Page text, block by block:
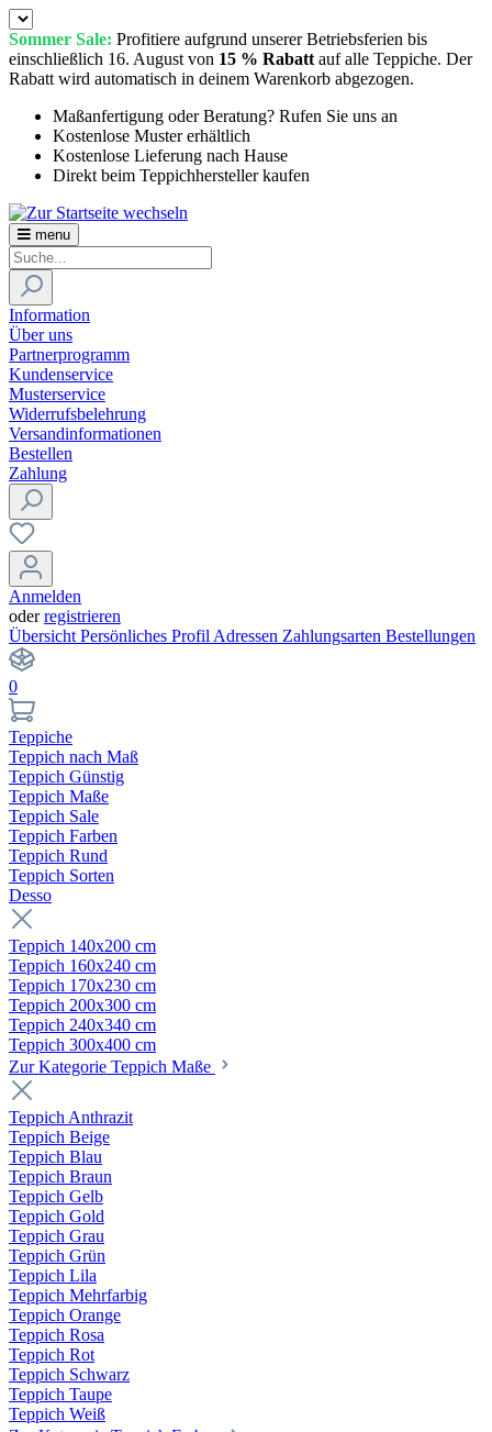
Sommer Sale: Profitiere aufgrund unserer Betriebsferien bis
einschließlich 16. August von 15 % Rabatt auf alle Teppiche. Der
Rabatt wird automatisch in deinem Warenkorb abgezogen.
Maßanfertigung oder Beratung? Rufen Sie uns an
Kostenlose Muster erhältlich
Kostenlose Lieferung nach Hause
Direkt beim Teppichhersteller kaufen
menu
Information
Über uns
Partnerprogramm
Kundenservice
Musterservice
Widerrufsbelehrung
Versandinformationen
Bestellen
Zahlung
Anmelden
oderregistrieren
Übersicht Persönliches Profil Adressen Zahlungsarten Bestellungen
0
Teppiche
Teppich nach Maß
Teppich Günstig
Teppich Maße
Teppich Sale
Teppich Farben
Teppich Rund
Teppich Sorten
Desso
Teppich 140x200 cm
Teppich 160x240 cm
Teppich 170x230 cm
Teppich 200x300 cm
Teppich 240x340 cm
Teppich 300x400 cm
Zur Kategorie Teppich Maße
Teppich Anthrazit
Teppich Beige
Teppich Blau
Teppich Braun
Teppich Gelb
Teppich Gold
Teppich Grau
Teppich Grün
Teppich Lila
Teppich Mehrfarbig
Teppich Orange
Teppich Rosa
Teppich Rot
Teppich Schwarz
Teppich Taupe
Teppich Weiß